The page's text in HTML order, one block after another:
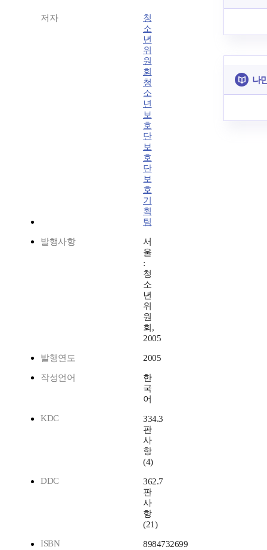
저자
청
소
년
위
원
회
청
소
년
보
호
단
보
호
단
보
호
기
획
팀
발행사항
서
울
:
청
소
년
위
원
회,
2005
발행연도 2005
작성언어
한
국
어
KDC
334.3
판
사
항
(4)
DDC
362.7
판
사
항
(21)
ISBN
8984732699
나